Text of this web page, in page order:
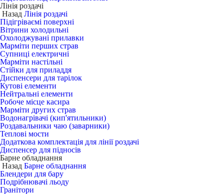
Лінія роздачі
Назад Лінія роздачі
Підігріваємі поверхні
Вітрини холодильні
Охолоджувані прилавки
Марміти перших страв
Супниці електричні
Марміти настільні
Стійки для приладдя
Диспенсери для тарілок
Кутові елементи
Нейтральні елементи
Робоче місце касира
Марміти других страв
Водонагрівачі (кип'ятильники)
Роздавальники чаю (заварники)
Теплові мости
Додаткова комплектація для лінії роздачі
Диспенсер для підносів
Барне обладнання
Назад Барне обладнання
Блендери для бару
Подрібнювачі льоду
Гранітори